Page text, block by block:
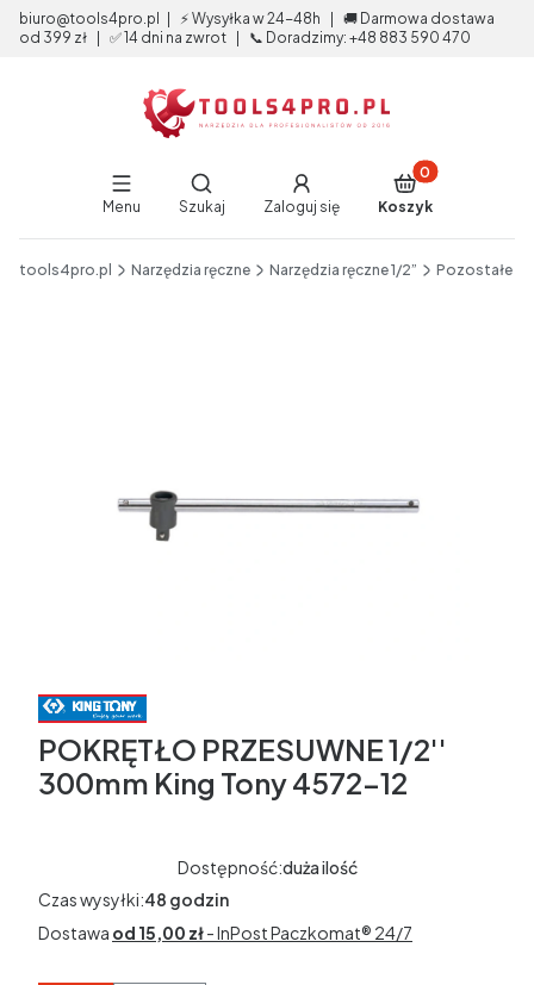
biuro@tools4pro.pl | ⚡ Wysyłka w 24-48h | 🚚 Darmowa dostawa
od 399 zł | ✅ 14 dni na zwrot | 📞 Doradzimy: +48 883 590 470
Menu
Otwórz wyszukiwarkę
Szukaj Zaloguj się
Produkty w
Koszyk
tools4pro.pl Narzędzia ręczne Narzędzia ręczne 1/2” Pozostałe
POKRĘTŁO PRZESUWNE 1/2''
300mm King Tony 4572-12
Dostępność:duża ilość
Czas wysyłki:48 godzin
Dostawa od 15,00 zł- InPost Paczkomat® 24/7